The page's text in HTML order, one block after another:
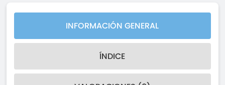
INFORMACIÓN GENERAL
ÍNDICE